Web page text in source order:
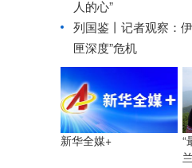
人的心”
列国鉴丨记者观察：
匣深度”危机
新华全媒+
“